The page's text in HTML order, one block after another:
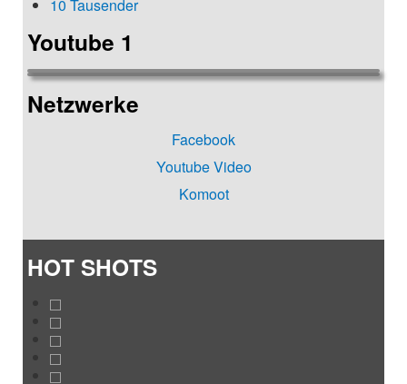
10 Tausender
Youtube 1
Netzwerke
Facebook
Youtube Video
Komoot
HOT SHOTS